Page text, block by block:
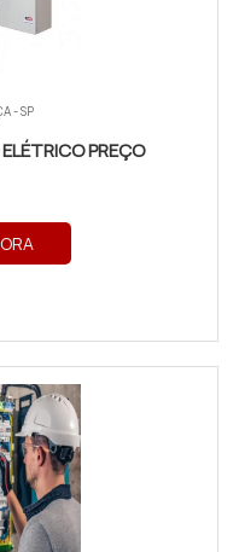
- SP
PREÇO